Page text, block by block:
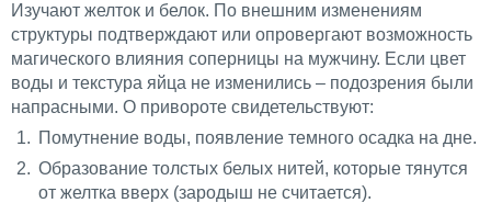
Изучают желток и белок. По внешним изменениям
структуры подтверждают или опровергают возможность
магического влияния соперницы на мужчину. Если цвет
воды и текстура яйца не изменились – подозрения были
напрасными. О привороте свидетельствуют:
Помутнение воды, появление темного осадка на дне.
Образование толстых белых нитей, которые тянутся
от желтка вверх (зародыш не считается).